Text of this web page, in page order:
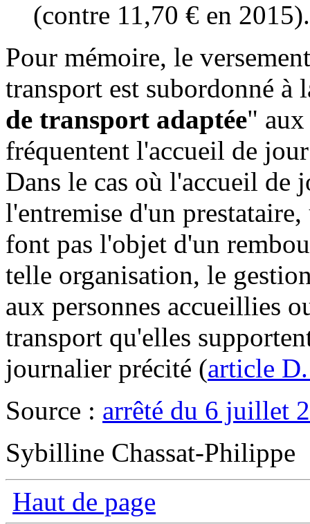
(contre 11,70 € en 2015).
Pour mémoire, le
transport est subordonné
de transport adaptée" aux
fréquentent l'accueil de
Dans le cas où l'accueil de
l'entremise d'un
font pas l'objet d'un
telle organisation, le
aux personnes accueillies
transport qu'elles
journalier précité (article
Source : arrêté du 6 juillet
Sybilline Chassat-Philippe
Haut de page